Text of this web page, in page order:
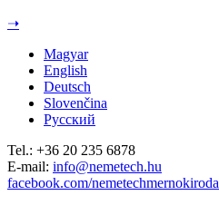
Jump to navigation
➝
Magyar
English
Deutsch
Slovenčina
Русский
Tel.: +36 20 235 6878
E-mail: info@nemetech.hu
facebook.com/nemetechmernokiroda